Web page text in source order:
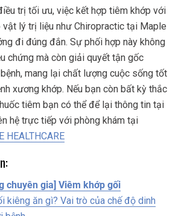
trị tối ưu, việc kết hợp tiêm khớp với
vật lý trị liệu như Chiropractic tại Maple
đi đúng đắn. Sự phối hợp này không
chứng mà còn giải quyết tận gốc
mang lại chất lượng cuộc sống tốt
xương khớp. Nếu bạn còn bất kỳ thắc
tiêm bạn có thể để lại thông tin tại
hệ trực tiếp với phòng khám tại
HEALTHCARE
chuyên gia] Viêm khớp gối
kiêng ăn gì? Vai trò của chế độ dinh